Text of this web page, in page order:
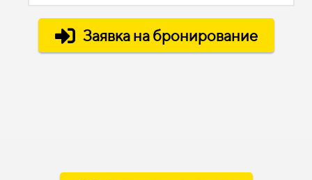
Заявка на бронирование